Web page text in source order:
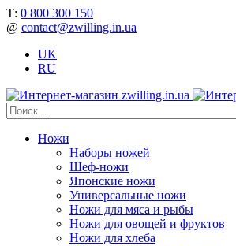
Т: 0 800 300 150
@ contact@zwilling.in.ua
UK
RU
Ножи
Наборы ножей
Шеф-ножи
Японские ножи
Универсальные ножи
Ножи для мяса и рыбы
Ножи для овощей и фруктов
Ножи для хлеба